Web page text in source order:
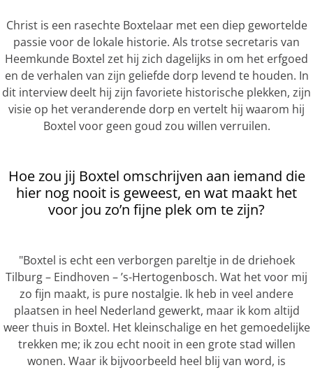
Christ is een rasechte Boxtelaar met een diep gewortelde
passie voor de lokale historie. Als trotse secretaris van
Heemkunde Boxtel zet hij zich dagelijks in om het erfgoed
en de verhalen van zijn geliefde dorp levend te houden. In
dit interview deelt hij zijn favoriete historische plekken, zijn
visie op het veranderende dorp en vertelt hij waarom hij
Boxtel voor geen goud zou willen verruilen.
Hoe zou jij Boxtel omschrijven aan iemand die
hier nog nooit is geweest, en wat maakt het
voor jou zo’n fijne plek om te zijn?
"Boxtel is echt een verborgen pareltje in de driehoek
Tilburg – Eindhoven – ’s-Hertogenbosch. Wat het voor mij
zo fijn maakt, is pure nostalgie. Ik heb in veel andere
plaatsen in heel Nederland gewerkt, maar ik kom altijd
weer thuis in Boxtel. Het kleinschalige en het gemoedelijke
trekken me; ik zou echt nooit in een grote stad willen
wonen. Waar ik bijvoorbeeld heel blij van word, is